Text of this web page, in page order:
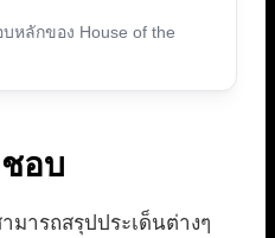
หลักของ House of the
อบ
มารถสรุปประเด็นต่างๆ